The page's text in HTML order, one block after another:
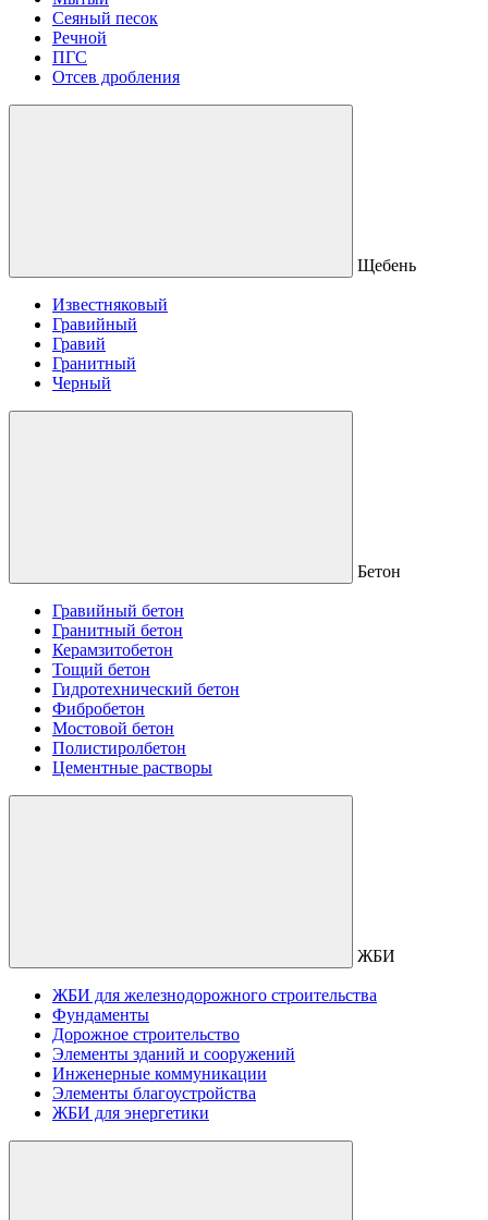
Сеяный песок
Речной
ПГС
Отсев дробления
Щебень
Известняковый
Гравийный
Гравий
Гранитный
Черный
Бетон
Гравийный бетон
Гранитный бетон
Керамзитобетон
Тощий бетон
Гидротехнический бетон
Фибробетон
Мостовой бетон
Полистиролбетон
Цементные растворы
ЖБИ
ЖБИ для железнодорожного строительства
Фундаменты
Дорожное строительство
Элементы зданий и сооружений
Инженерные коммуникации
Элементы благоустройства
ЖБИ для энергетики